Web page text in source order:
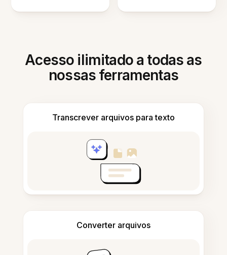
Acesso ilimitado a todas as
nossas ferramentas
Transcrever arquivos para texto
Converter arquivos